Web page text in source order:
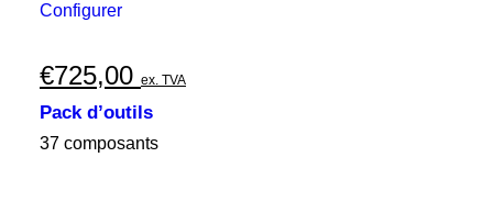
Configurer
€725,00 ex. TVA
Pack d’outils
37 composants